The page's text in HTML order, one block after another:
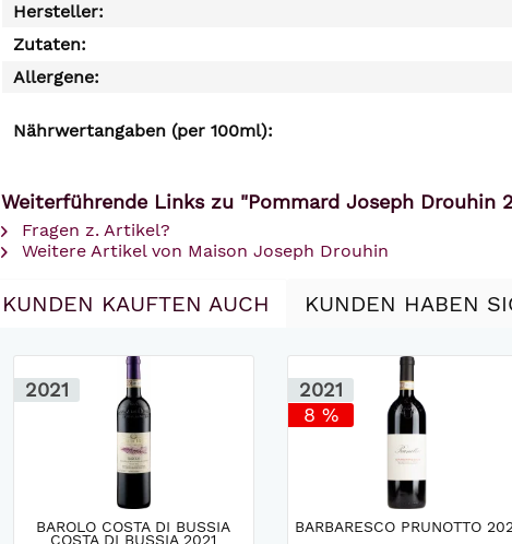
Hersteller:
Zutaten:
Allergene:
Nährwertangaben (per 100ml):
Weiterführende Links zu "Pommard Joseph Drouhin
Fragen z. Artikel?
Weitere Artikel von Maison Joseph Drouhin
KUNDEN KAUFTEN AUCH KUNDEN HABEN
2021
BAROLO COSTA DI BUSSIA
COSTA DI BUSSIA 2021
2021
8 %
BARBARESCO PRUNOTTO